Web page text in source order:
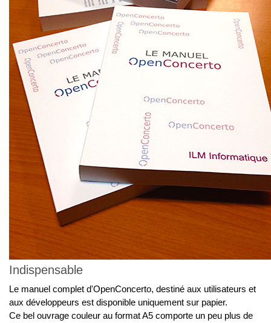
Indispensable
Le manuel complet d'OpenConcerto, destiné aux utilisateurs et
aux développeurs est disponible uniquement sur papier.
Ce bel ouvrage couleur au format A5 comporte un peu plus de